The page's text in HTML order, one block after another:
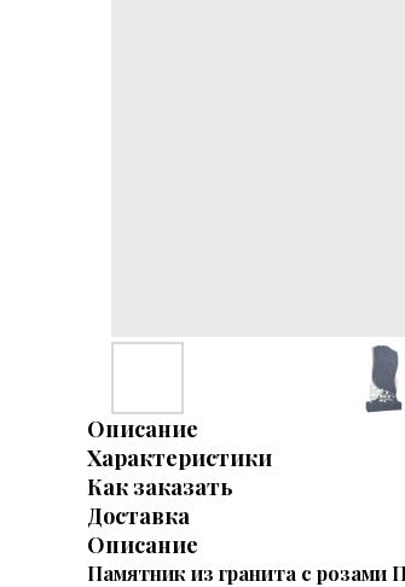
Описание
Характеристики
Как заказать
Доставка
Описание
Памятник из гранита с розами